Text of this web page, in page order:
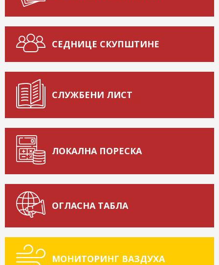
СЕДНИЦЕ СКУПШТИНЕ
СЛУЖБЕНИ ЛИСТ
ЛОКАЛНА ПОРЕСКА
ОГЛАСНА ТАБЛА
МОНИТОРИНГ ВАЗДУХА